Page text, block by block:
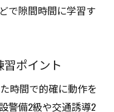
で隙間時間に学習す
ポイント
時間で的確に動作を
警備2級や交通誘導2